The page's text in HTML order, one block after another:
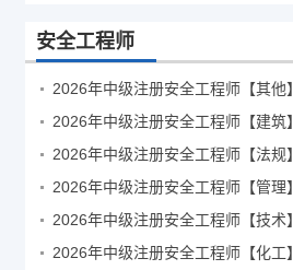
安全工程师
2026年中级注册安全工程师【法规
2026年中级注册安全工程师【技术
2026年中级注册安全工程师【化工